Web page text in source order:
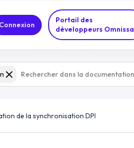
Portail des
développeurs Omnissa
Connexion
de la synchronisation DPI